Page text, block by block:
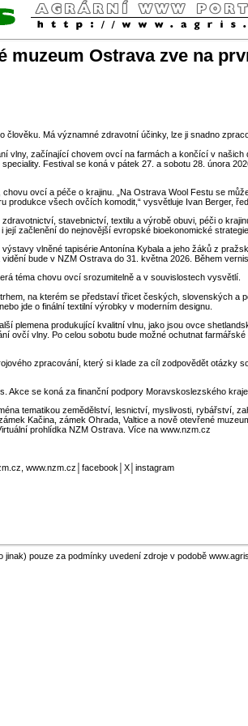
Ostrava zve na
Má významné zdravotní účinky, lze ji snadno
začínající chovem ovcí na farmách a končící v
Festival se koná v pátek 27. a sobotu 28. února
ovcí a péče o krajinu. „Na Ostrava Wool Festu se
všech ovčích komodit,“ vysvětluje Ivan Berger,
stavebnictví, textilu a výrobě obuvi, péči o
začlenění do nejnovější evropské bioekonomické
vlněné tapisérie Antonína Kybala a jeho žáků z
bude v NZM Ostrava do 31. května 2026. Během
téma chovu ovcí srozumitelně a v souvislostech vysvětlí.
na kterém se představí třicet českých, slovenských
jde o finální textilní výrobky v moderním designu.
plemena produkující kvalitní vlnu, jako jsou ovce
vlny. Po celou sobotu bude možné ochutnat
zpracování, který si klade za cíl zodpovědět
se koná za finanční podpory Moravskoslezského
tematikou zemědělství, lesnictví, myslivosti, rybářství,
Kačina, zámek Ohrada, Valtice a nově otevřené
prohlídka NZM Ostrava. Více na www.nzm.cz
www.nzm.cz│facebook│X│instagram
pouze za podmínky uvedení zdroje v podobě